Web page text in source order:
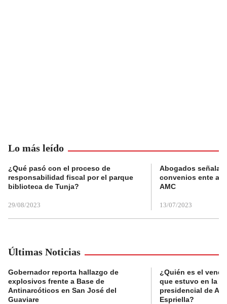
Lo más leído
¿Qué pasó con el proceso de
responsabilidad fiscal por el parque
biblioteca de Tunja?
29/08/2023
Abogados
convenios ente
AMC
13/07/2023
Últimas Noticias
Gobernador reporta hallazgo de
explosivos frente a Base de
Antinarcóticos en San José del
Guaviare
¿Quién es el
que estuvo en la
presidencial de
Espriella?